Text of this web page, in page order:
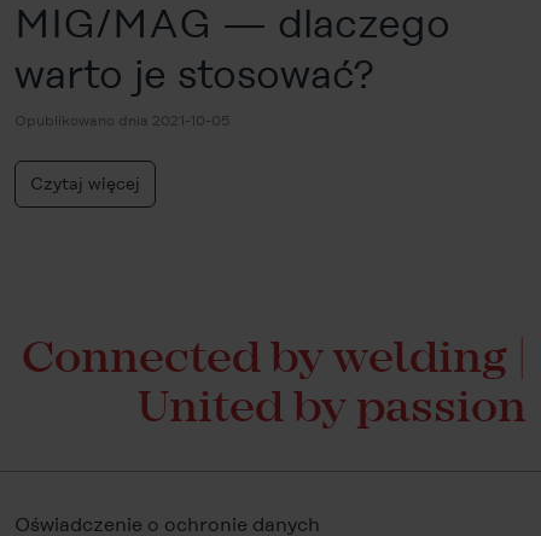
MIG/MAG — dlaczego
warto je stosować?
Opublikowano dnia 2021-10-05
Czytaj więcej
Connected by welding |
United by passion
Oświadczenie o ochronie danych